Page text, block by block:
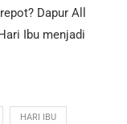
Dapur All
Ibu menjadi
HARI IBU